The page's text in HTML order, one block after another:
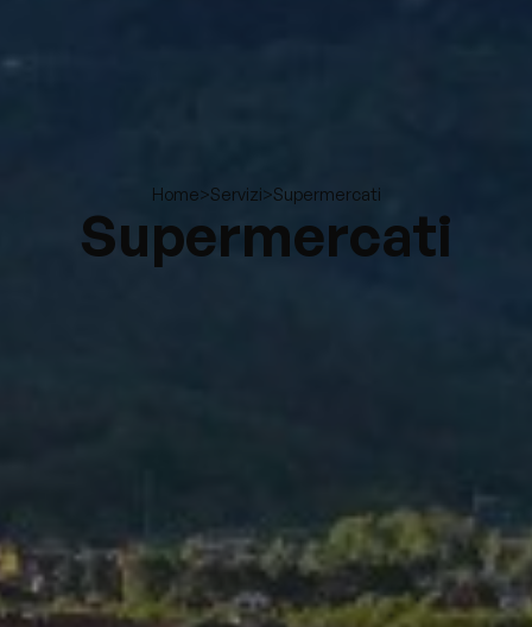
Home>Servizi>Supermercati
Supermercati